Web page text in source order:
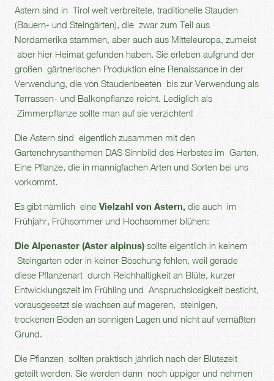
Astern sind in Tirol weit verbreitete, traditionelle Stauden
(Bauern- und Steingärten), die zwar zum Teil aus
Nordamerika stammen, aber auch aus Mitteleuropa, zumeist
aber hier Heimat gefunden haben. Sie erleben aufgrund der
großen gärtnerischen Produktion eine Renaissance in der
Verwendung, die von Staudenbeeten bis zur Verwendung als
Terrassen- und Balkonpflanze reicht. Lediglich als
Zimmerpflanze sollte man auf sie verzichten!
Die Astern sind eigentlich zusammen mit den
Gartenchrysanthemen DAS Sinnbild des Herbstes im Garten.
Eine Pflanze, die in mannigfachen Arten und Sorten bei uns
vorkommt.
Es gibt nämlich eine Vielzahl von Astern, die auch im
Frühjahr, Frühsommer und Hochsommer blühen:
Die Alpenaster (Aster alpinus) sollte eigentlich in keinem
Steingarten oder in keiner Böschung fehlen, weil gerade
diese Pflanzenart durch Reichhaltigkeit an Blüte, kurzer
Entwicklungszeit im Frühling und Anspruchslosigkeit besticht,
vorausgesetzt sie wachsen auf mageren, steinigen,
trockenen Böden an sonnigen Lagen und nicht auf vernäßten
Grund.
Die Pflanzen sollten praktisch jährlich nach der Blütezeit
geteilt werden. Sie werden dann noch üppiger und nehmen